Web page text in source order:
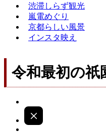
渋滞しらず観光
嵐電めぐり
京都らしい風景
インスタ映え
令和最初の祇